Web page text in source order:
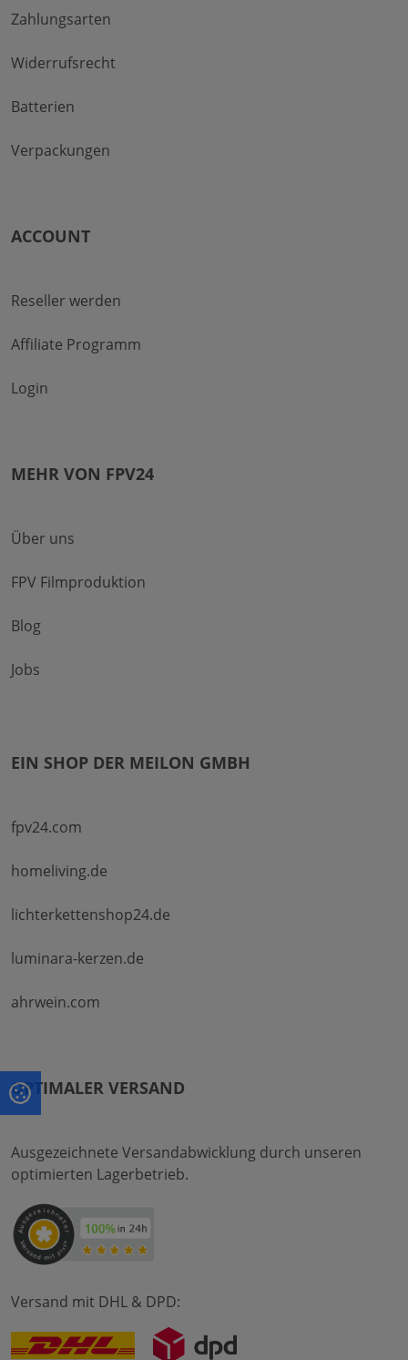
Zahlungsarten
Widerrufsrecht
Batterien
Verpackungen
ACCOUNT
Reseller werden
Affiliate Programm
Login
MEHR VON FPV24
Über uns
FPV Filmproduktion
Blog
Jobs
EIN SHOP DER MEILON GMBH
fpv24.com
homeliving.de
lichterkettenshop24.de
luminara-kerzen.de
ahrwein.com
OPTIMALER VERSAND
Ausgezeichnete Versandabwicklung durch unseren
optimierten Lagerbetrieb.
Versand mit DHL & DPD: